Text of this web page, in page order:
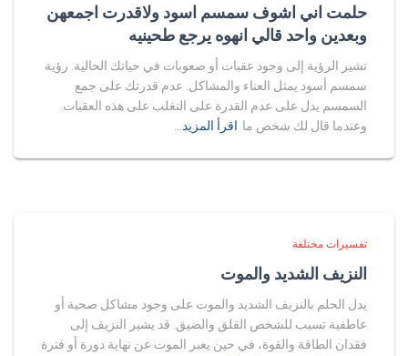
حلمت اني اشوف سمسم اسود ولاقدرت اجمعهن
وبعدين واحد قالي انهوه يرجع طحينيه
تشير الرؤية إلى وجود عقبات أو صعوبات في حياتك الحالية. رؤية
سمسم أسود يمثل العناء والمشاكل. عدم قدرتك على جمع
السمسم يدل على عدم القدرة على التغلب على هذه العقبات.
وعندما قال لك شخص ما اقرأ المزيد…
تفسيرات مختلفة
النزيف الشديد والموت
يدل الحلم بالنزيف الشديد والموت على وجود مشاكل صحية أو
عاطفية تسبب للشخص القلق والضيق. قد يشير النزيف إلى
فقدان الطاقة والقوة، في حين يعبر الموت عن نهاية دورة أو فترة